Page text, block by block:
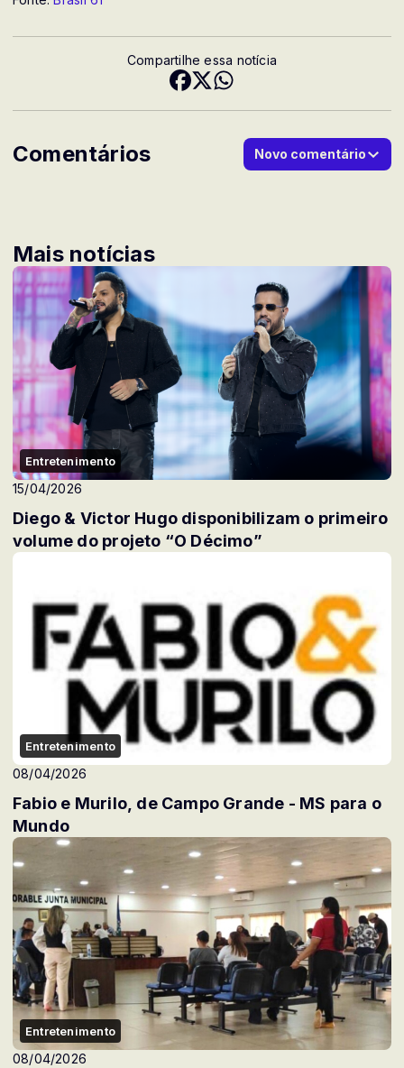
Compartilhe essa notícia
Comentários Novo comentário
Mais notícias
Entretenimento
15/04/2026
Diego & Victor Hugo disponibilizam o primeiro
volume do projeto “O Décimo”
Entretenimento
08/04/2026
Fabio e Murilo, de Campo Grande - MS para o
Mundo
Entretenimento
08/04/2026